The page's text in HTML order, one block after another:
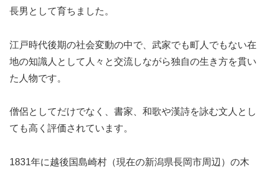
長男として育ちました。
江戸時代後期の社会変動の中で、武家でも町人でもない在
地の知識人として人々と交流しながら独自の生き方を貫い
た人物です。
僧侶としてだけでなく、書家、和歌や漢詩を詠む文人とし
ても高く評価されています。
1831年に越後国島崎村（現在の新潟県長岡市周辺）の木